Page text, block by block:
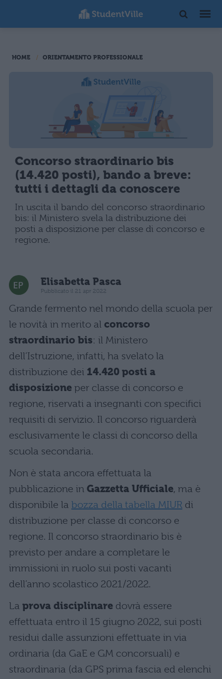
HOME ORIENTAMENTO PROFESSIONALE
Concorso straordinario bis
(14.420 posti), bando a breve:
tutti i dettagli da conoscere
In uscita il bando del concorso straordinario
bis: il Ministero svela la distribuzione dei
posti a disposizione per classe di concorso e
regione.
Elisabetta Pasca
Pubblicato il 21 apr 2022
Grande fermento nel mondo della scuola per
le novità in merito al concorso
straordinario bis: il Ministero
dell’Istruzione, infatti, ha svelato la
distribuzione dei 14.420 posti a
disposizione per classe di concorso e
regione, riservati a insegnanti con specifici
requisiti di servizio. Il concorso riguarderà
esclusivamente le classi di concorso della
scuola secondaria.
Non è stata ancora effettuata la
pubblicazione in Gazzetta Ufficiale, ma è
disponibile la bozza della tabella MIURdi
distribuzione per classe di concorso e
regione. Il concorso straordinario bis è
previsto per andare a completare le
immissioni in ruolo sui posti vacanti
dell’anno scolastico 2021/2022.
La prova disciplinare dovrà essere
effettuata entro il 15 giugno 2022, sui posti
residui dalle assunzioni effettuate in via
ordinaria (da GaE e GM concorsuali) e
straordinaria (da GPS prima fascia ed elenchi